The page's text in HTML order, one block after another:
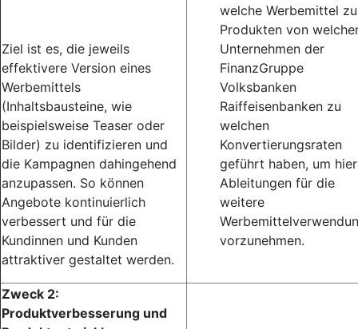
Ziel ist es, die jeweils
effektivere Version eines
Werbemittels
(Inhaltsbausteine, wie
beispielsweise Teaser oder
Bilder) zu identifizieren und
die Kampagnen dahingehend
anzupassen. So können
Angebote kontinuierlich
verbessert und für die
Kundinnen und Kunden
attraktiver gestaltet werden.
welche Werbemittel zu
Produkten von
Unternehmen der
FinanzGruppe
Volksbanken
Raiffeisenbanken zu
welchen
Konvertierungsraten
geführt haben, um
Ableitungen für die
weitere
vorzunehmen.
Zweck 2:
Produktverbesserung und